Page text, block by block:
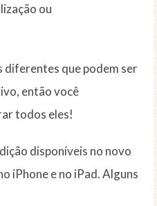
ou
diferentes que podem ser
então você
todos eles!
disponíveis no novo
iPhone e no iPad. Alguns